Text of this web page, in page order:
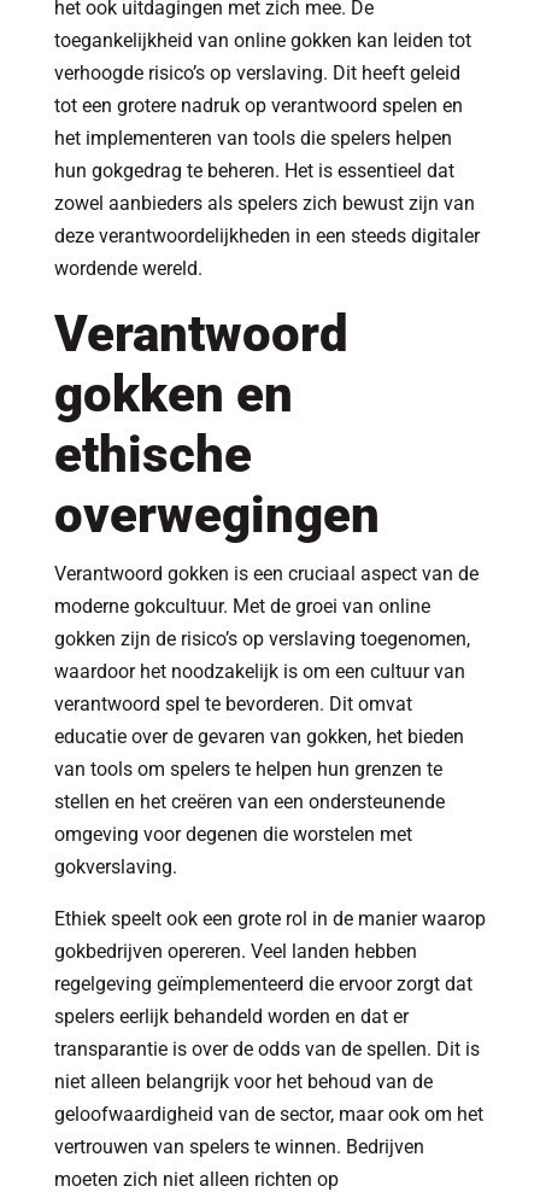
het ook uitdagingen met zich mee. De
toegankelijkheid van online gokken kan leiden tot
verhoogde risico’s op verslaving. Dit heeft geleid
tot een grotere nadruk op verantwoord spelen en
het implementeren van tools die spelers helpen
hun gokgedrag te beheren. Het is essentieel dat
zowel aanbieders als spelers zich bewust zijn van
deze verantwoordelijkheden in een steeds digitaler
wordende wereld.
Verantwoord
gokken en
ethische
overwegingen
Verantwoord gokken is een cruciaal aspect van de
moderne gokcultuur. Met de groei van online
gokken zijn de risico’s op verslaving toegenomen,
waardoor het noodzakelijk is om een cultuur van
verantwoord spel te bevorderen. Dit omvat
educatie over de gevaren van gokken, het bieden
van tools om spelers te helpen hun grenzen te
stellen en het creëren van een ondersteunende
omgeving voor degenen die worstelen met
gokverslaving.
Ethiek speelt ook een grote rol in de manier waarop
gokbedrijven opereren. Veel landen hebben
regelgeving geïmplementeerd die ervoor zorgt dat
spelers eerlijk behandeld worden en dat er
transparantie is over de odds van de spellen. Dit is
niet alleen belangrijk voor het behoud van de
geloofwaardigheid van de sector, maar ook om het
vertrouwen van spelers te winnen. Bedrijven
moeten zich niet alleen richten op